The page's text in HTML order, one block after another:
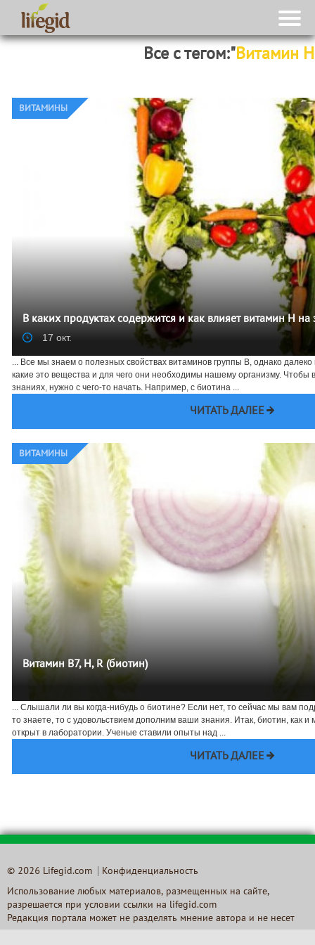
Все с тегом:"Витамин Н
ВИТАМИНЫ
В каких продуктах содержится и как влияет витамин Н на
17 окт.
... Все мы знаем о полезных свойствах витаминов группы В, однако
какие это вещества и для чего они необходимы нашему организму. Чтобы
знаниях, нужно с чего-то начать. Например, с биотина ...
ЧИТАТЬ ДАЛЕЕ
ВИТАМИНЫ
Витамин В7, H, R (биотин)
... Слышали ли вы когда-нибудь о биотине? Если нет, то сейчас мы вам
то знаете, то с удовольствием дополним ваши знания. Итак, биотин, как и
открыт в лаборатории. Ученые ставили опыты над ...
ЧИТАТЬ ДАЛЕЕ
© 2026 Lifegid.com Конфиденциальность
Использование любых материалов, размещенных на сайте,
разрешается при условии ссылки на lifegid.com
Редакция портала может не разделять мнение автора и не несет